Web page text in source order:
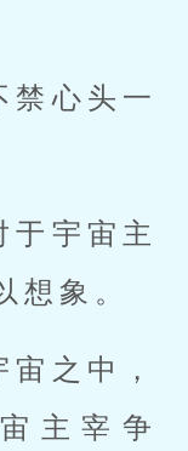
禁心头一
于宇宙主
想象。
之中，
主宰争